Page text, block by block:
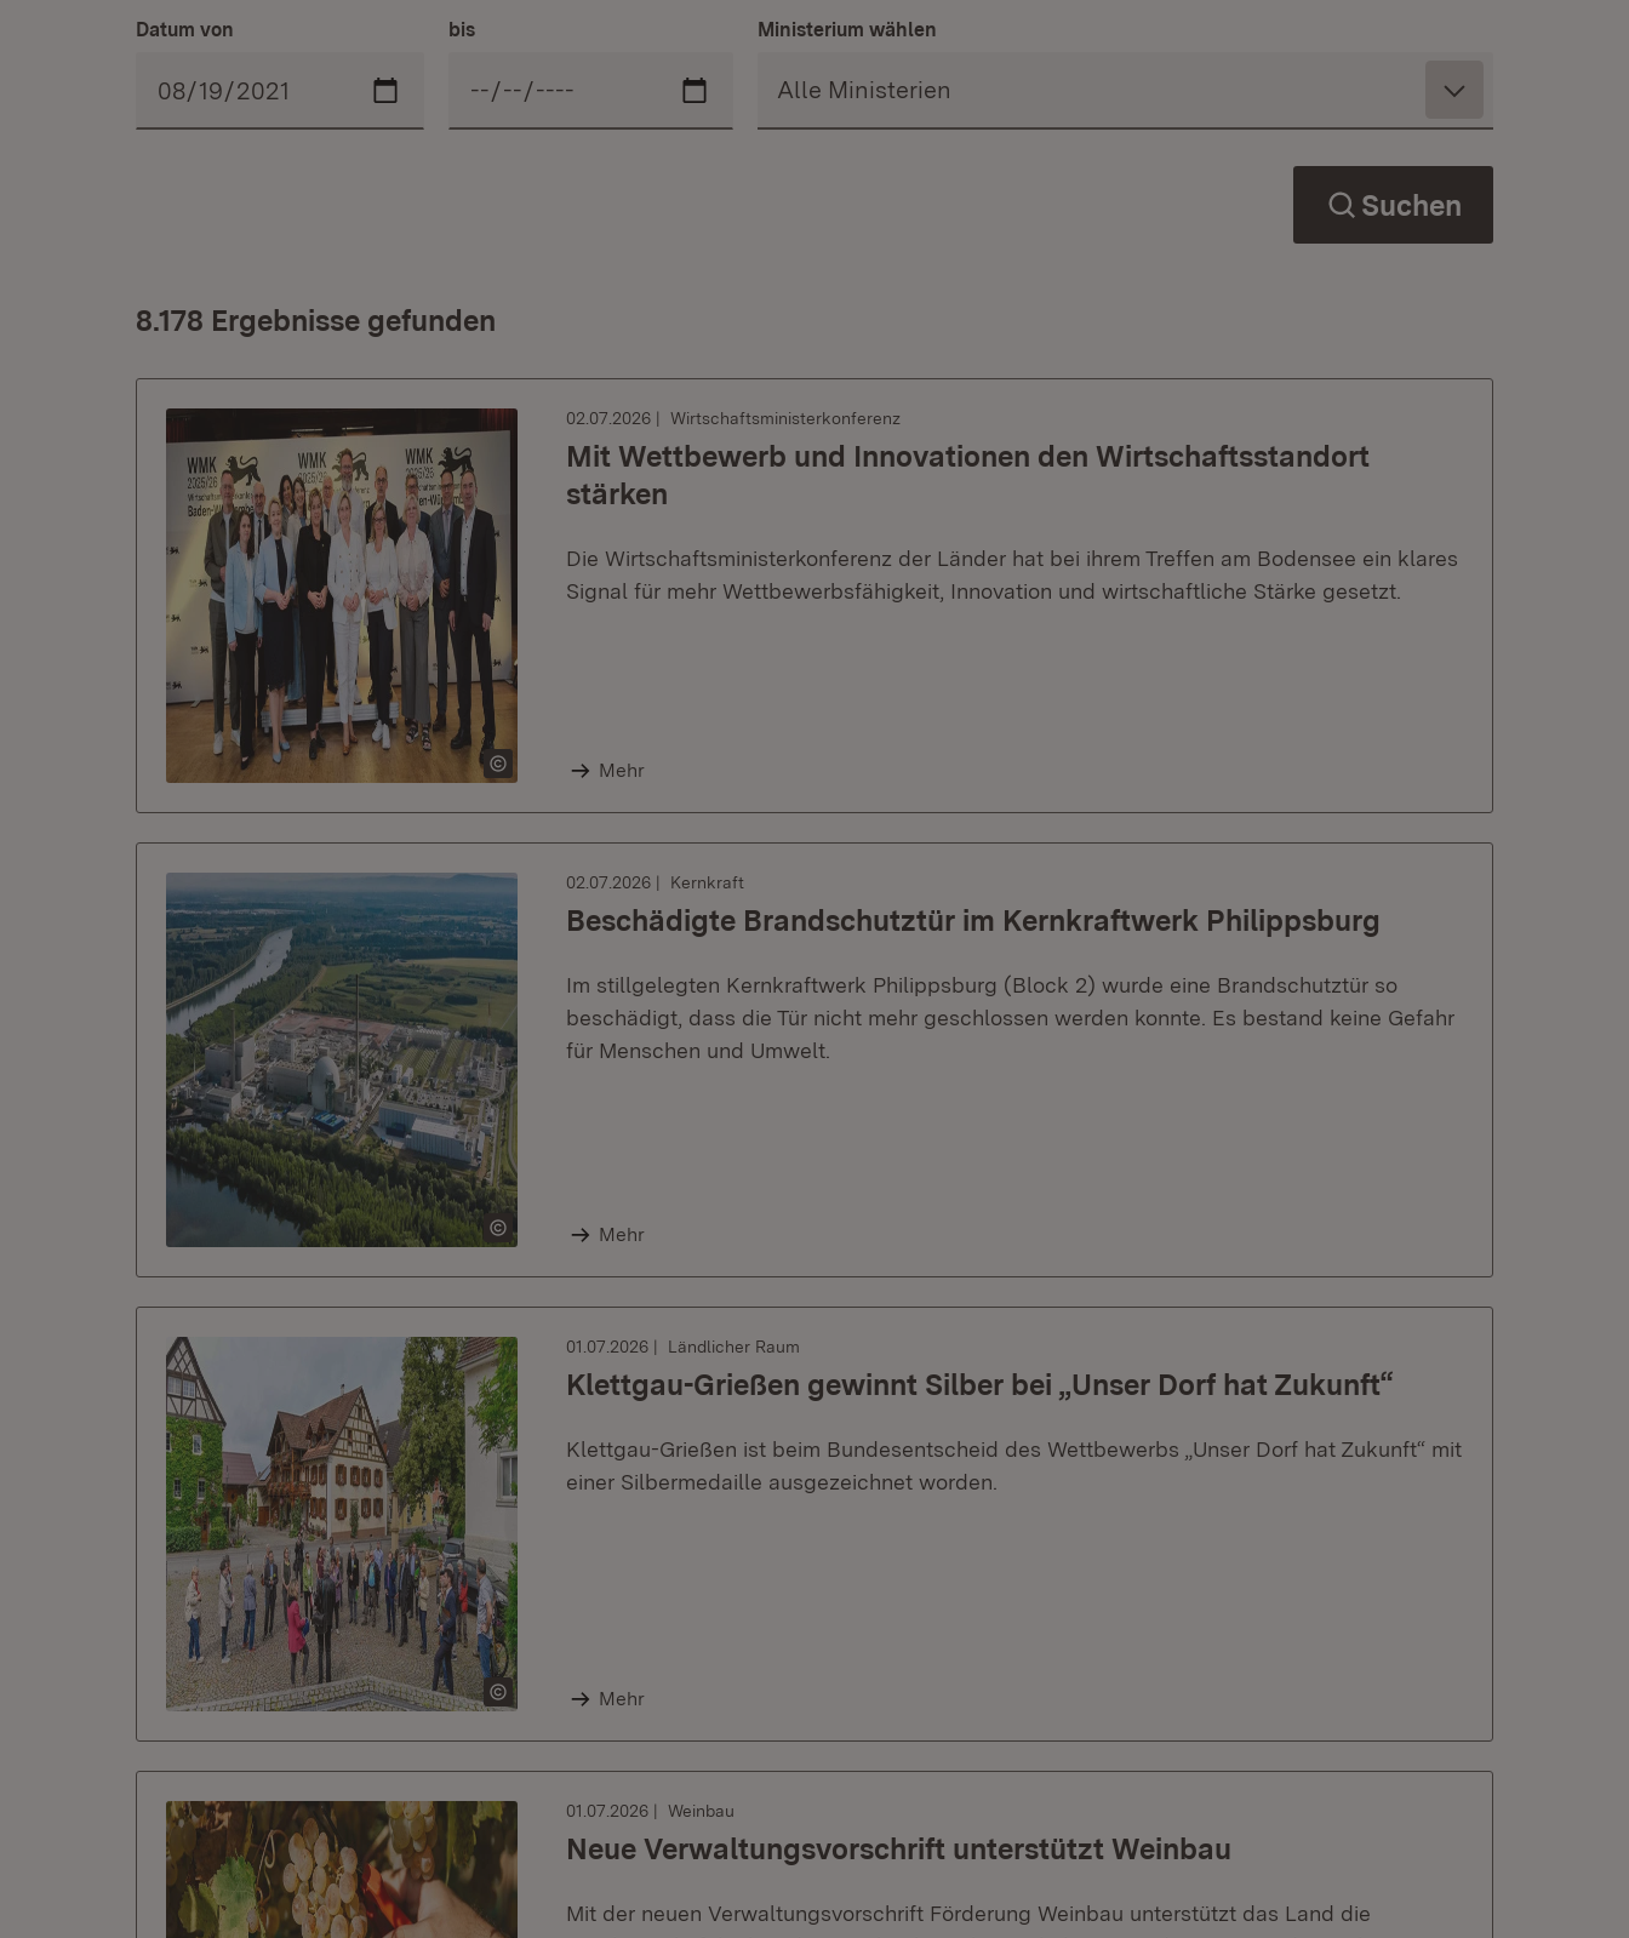
Datum von bis Ministerium wählen
Suchen
8.178 Ergebnisse gefunden
02.07.2026 Wirtschaftsministerkonferenz
Mit Wettbewerb und Innovationen den Wirtschaftsstandort
stärken
Die Wirtschaftsministerkonferenz der Länder hat bei ihrem Treffen am Bodensee ein klares
Signal für mehr Wettbewerbsfähigkeit, Innovation und wirtschaftliche Stärke gesetzt.
Mehr
02.07.2026 Kernkraft
Beschädigte Brandschutztür im Kernkraftwerk Philippsburg
Im stillgelegten Kernkraftwerk Philippsburg (Block 2) wurde eine Brandschutztür so
beschädigt, dass die Tür nicht mehr geschlossen werden konnte. Es bestand keine Gefahr
für Menschen und Umwelt.
Mehr
01.07.2026 Ländlicher Raum
Klettgau-Grießen gewinnt Silber bei „Unser Dorf hat Zukunft“
Klettgau-Grießen ist beim Bundesentscheid des Wettbewerbs „Unser Dorf hat Zukunft“ mit
einer Silbermedaille ausgezeichnet worden.
Mehr
01.07.2026 Weinbau
Neue Verwaltungsvorschrift unterstützt Weinbau
Mit der neuen Verwaltungsvorschrift Förderung Weinbau unterstützt das Land die